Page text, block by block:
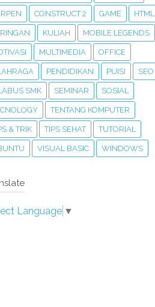
CONSTRUCT 2 GAME HTML
KULIAH MOBILE LEGENDS
MULTIMEDIA OFFICE
PENDIDIKAN PUISI SEO
SMK SEMINAR SOSIAL
TENTANG KOMPUTER
& TRIK TIPS SEHAT TUTORIAL
VISUAL BASIC WINDOWS
Language ▼